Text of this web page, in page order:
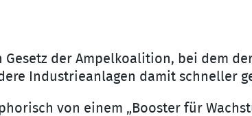
der Ampelkoalition, bei dem
Industrieanlagen damit schneller
von einem „Booster für